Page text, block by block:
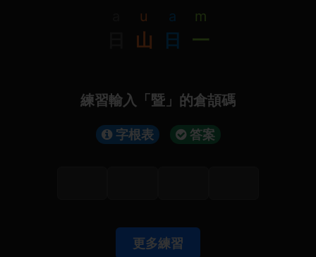
u
山
a
日
m
一
練習輸入「暨」的倉頡碼
字根表 答案
更多練習